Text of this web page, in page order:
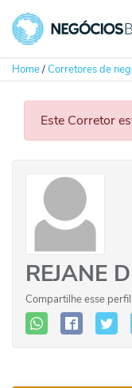
Home/Corretores de
Este Corretor
REJANE
Compartilhe esse perfil